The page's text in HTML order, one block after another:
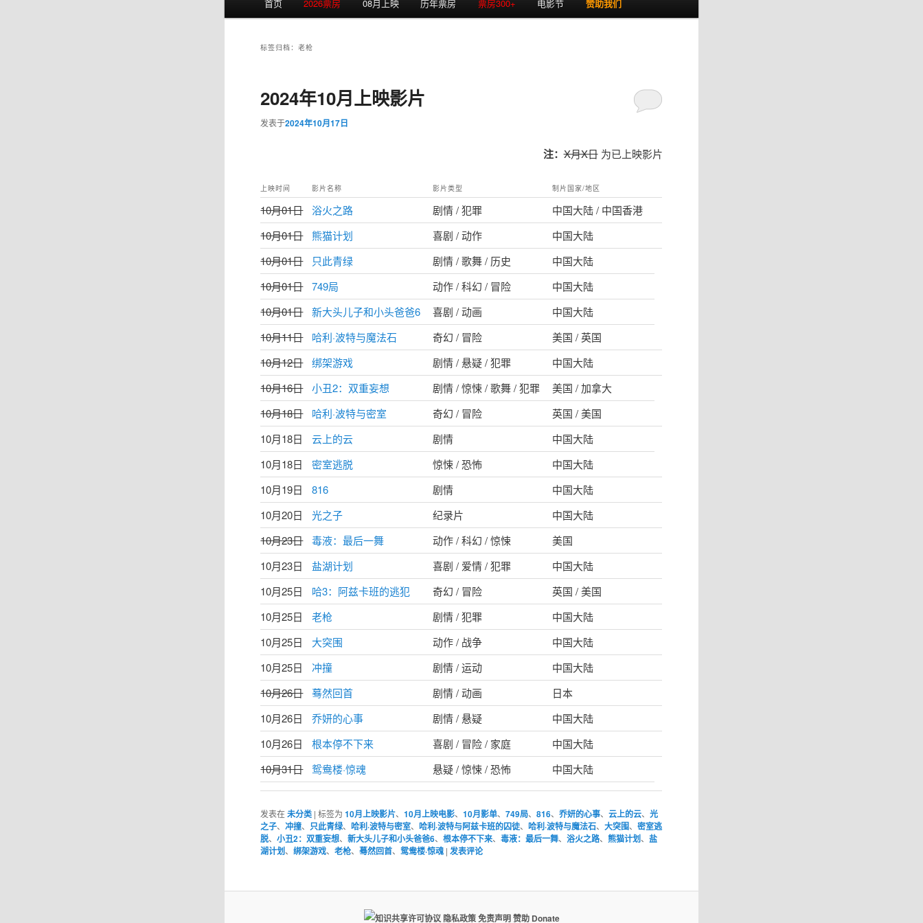
首页 2026票房 08月上映 历年票房 票房300+ 电影节 赞助我们
标签归档：老枪
2024年10月上映影片
发表于2024年10月17日
注：X月X日为已上映影片
上映时间 影片名称 影片类型 制片国家/地区
10月01日 浴火之路 剧情 / 犯罪
中国大陆 / 中国香港
10月01日
熊猫计划 喜剧 / 动作
中国大陆
10月01日
只此青绿 剧情 / 歌舞 / 历史
中国大陆
10月01日
749局 动作 / 科幻 / 冒险
中国大陆
10月01日
新大头儿子和小头爸爸6 喜剧 / 动画
中国大陆
10月11日
哈利·波特与魔法石 奇幻 / 冒险
美国 / 英国
10月12日
绑架游戏 剧情 / 悬疑 / 犯罪
中国大陆
10月16日
小丑2：双重妄想 剧情 / 惊悚 / 歌舞 / 犯罪
美国 / 加拿大
10月18日
哈利·波特与密室 奇幻 / 冒险
英国 / 美国
10月18日
云上的云 剧情
中国大陆
10月18日
密室逃脱 惊悚 / 恐怖
中国大陆
10月19日
816 剧情
中国大陆
10月20日
光之子 纪录片
中国大陆
10月23日
毒液：最后一舞 动作 / 科幻 / 惊悚
美国
10月23日
盐湖计划 喜剧 / 爱情 / 犯罪
中国大陆
10月25日
哈3：阿兹卡班的逃犯 奇幻 / 冒险
英国 / 美国
10月25日
老枪 剧情 / 犯罪
中国大陆
10月25日
大突围 动作 / 战争
中国大陆
10月25日
冲撞 剧情 / 运动
中国大陆
10月26日
蓦然回首 剧情 / 动画
日本
10月26日
乔妍的心事 剧情 / 悬疑
中国大陆
10月26日
根本停不下来 喜剧 / 冒险 / 家庭
中国大陆
10月31日
鸳鸯楼·惊魂 悬疑 / 惊悚 / 恐怖 中国大陆
发表在 未分类 |标签为 10月上映影片、10月上映电影、10月影单、749局、816、乔妍的心事、云上的云、光
之子、冲撞、 只此青绿、哈利·波特与密室、哈利·波特与阿兹卡班的囚徒、哈利·波特与魔法石、大突围、密室逃
脱、小丑2：双重妄想、新大头儿子和小头爸爸6、根本停不下来、毒液：最后一舞、浴火之路、熊猫计划、盐
湖计划、绑架游戏、老枪、蓦然回首、鸳鸯楼·惊魂 |发表评论
隐私政策免责声明赞助 Donate